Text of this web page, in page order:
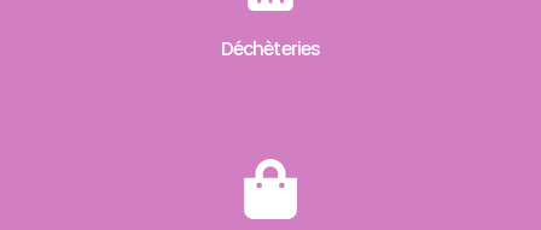
Déchèteries